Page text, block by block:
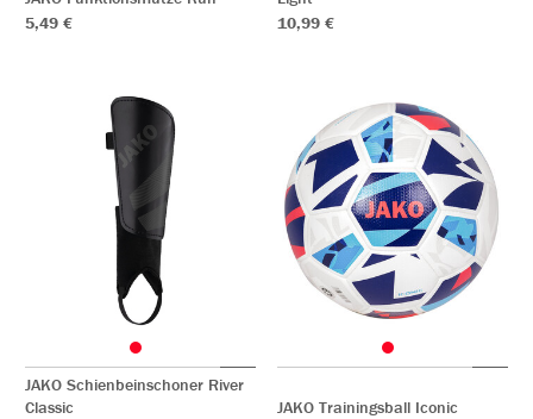
5,49 €
10,99 €
JAKO Schienbeinschoner River
Classic
JAKO Trainingsball Iconic